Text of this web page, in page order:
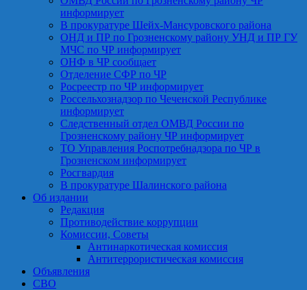
информирует
В прокуратуре Шейх-Мансуровского района
ОНД и ПР по Грозненскому району УНД и ПР ГУ
МЧС по ЧР информирует
ОНФ в ЧР сообщает
Отделение СФР по ЧР
Росреестр по ЧР информирует
Россельхознадзор по Чеченской Республике
информирует
Следственный отдел ОМВД России по
Грозненскому району ЧР информирует
ТО Управления Роспотребнадзора по ЧР в
Грозненском информирует
Росгвардия
В прокуратуре Шалинского района
Об издании
Редакция
Противодействие коррупции
Комиссии, Советы
Антинаркотическая комиссия
Антитеррористическая комиссия
Объявления
СВО